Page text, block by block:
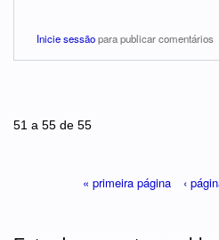
Inicie sessãopara publicar comentários
51 a 55 de 55
« primeira página ‹